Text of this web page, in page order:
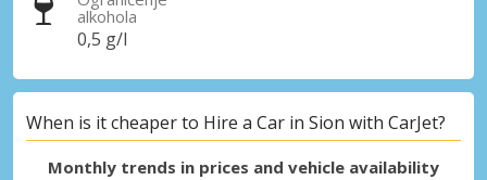
alkohola
0,5 g/l
When is it cheaper to Hire a Car in Sion with CarJet?
Monthly trends in prices and vehicle availability